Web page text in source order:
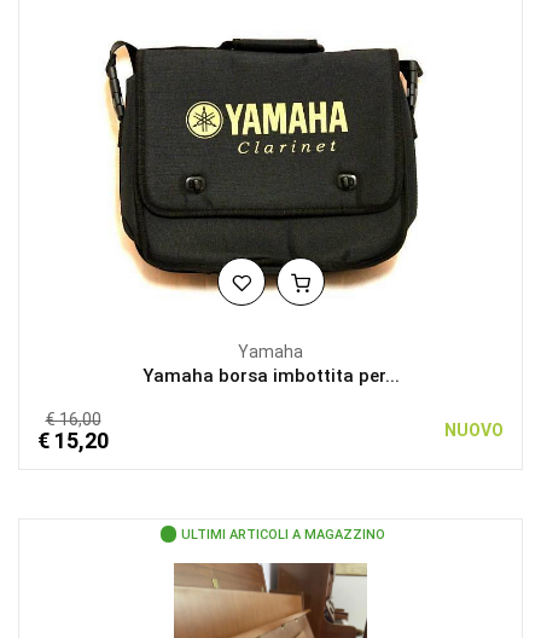
Yamaha
Yamaha borsa imbottita per...
€ 16,00
€ 15,20 NUOVO
ULTIMI ARTICOLI A MAGAZZINO